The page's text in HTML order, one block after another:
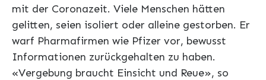
mit der Coronazeit. Viele Menschen hätten
gelitten, seien isoliert oder alleine gestorben. Er
warf Pharmafirmen wie Pfizer vor, bewusst
Informationen zurückgehalten zu haben.
«Vergebung braucht Einsicht und Reue», so